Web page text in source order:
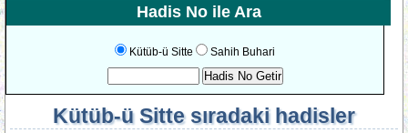
Hadis No ile Ara
Kütüb-ü Sitte Sahih Buhari
Kütüb-ü Sittesıradaki hadisler